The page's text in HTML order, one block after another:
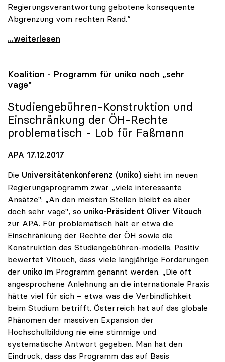
Regierungsverantwortung gebotene konsequente
Abgrenzung vom rechten Rand.“
Vitouch: Personalentscheidungen der
...weiterlesen
Koalition - Programm für uniko noch „sehr
vage"
Studiengebühren-Konstruktion und
Einschränkung der ÖH-Rechte
problematisch - Lob für Faßmann
APA 17.12.2017
Die Universitätenkonferenz (uniko) sieht im neuen
Regierungsprogramm zwar „viele interessante
Ansätze": „An den meisten Stellen bleibt es aber
doch sehr vage", so uniko-Präsident Oliver Vitouch
zur APA. Für problematisch hält er etwa die
Einschränkung der Rechte der ÖH sowie die
Konstruktion des Studiengebühren-modells. Positiv
bewertet Vitouch, dass viele langjährige Forderungen
der uniko im Programm genannt werden. „Die oft
angesprochene Anlehnung an die internationale Praxis
hätte viel für sich – etwa was die Verbindlichkeit
beim Studium betrifft. Österreich hat auf das globale
Phänomen der massiven Expansion der
Hochschulbildung nie eine stimmige und
systematische Antwort gegeben. Man hat den
Eindruck, dass das Programm das auf Basis